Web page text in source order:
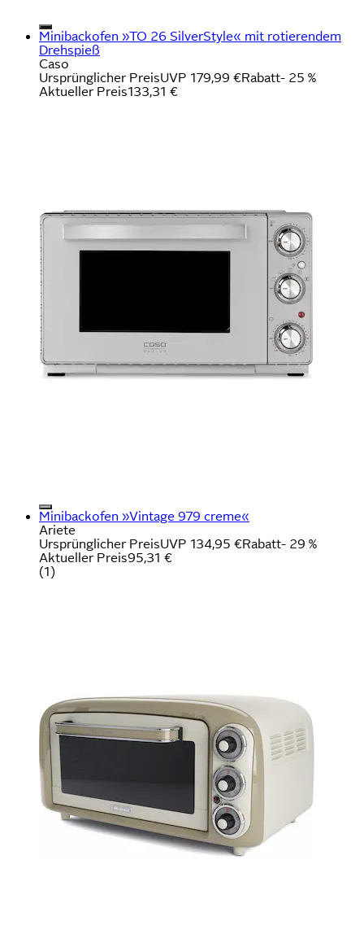
Minibackofen »TO 26 SilverStyle« mit rotierendem
Drehspieß
Caso
Ursprünglicher PreisUVP 179,99 €Rabatt- 25 %
Aktueller Preis133,31 €
Minibackofen »Vintage 979 creme«
Ariete
Ursprünglicher PreisUVP 134,95 €Rabatt- 29 %
Aktueller Preis95,31 €
(1)